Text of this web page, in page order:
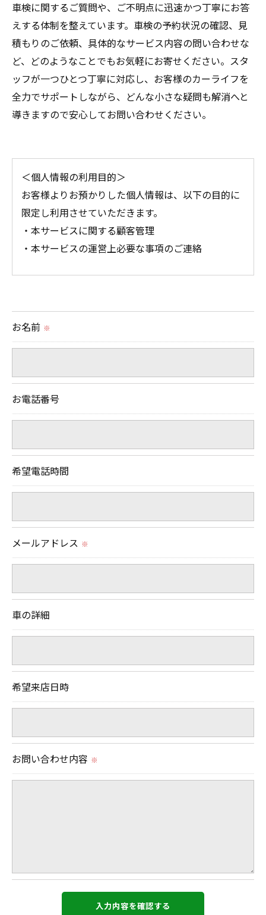
車検に関するご質問や、ご不明点に迅速かつ丁寧にお答
えする体制を整えています。車検の予約状況の確認、見
積もりのご依頼、具体的なサービス内容の問い合わせな
ど、どのようなことでもお気軽にお寄せください。スタ
ッフが一つひとつ丁寧に対応し、お客様のカーライフを
全力でサポートしながら、どんな小さな疑問も解消へと
導きますので安心してお問い合わせください。
＜個人情報の利用目的＞
お客様よりお預かりした個人情報は、以下の目的に
限定し利用させていただきます。
・本サービスに関する顧客管理
・本サービスの運営上必要な事項のご連絡
られた場合を除き、
当社では、利用目的の達成に必要な範囲において、
＜個人情報を与えなかった場合に生じる結果＞
予めご了承ください。
いて＞
当社では、お客様の個人情報の開示･訂正･削除・利
用停止の手続を定めさせて頂いております。
す。
個人情報の開示･訂正･削除・利用停止の具体的手続
きにつきましては、お電話でお問合せ下さい。
お名前 ※
お電話番号
希望電話時間
メールアドレス ※
車の詳細
希望来店日時
お問い合わせ内容 ※